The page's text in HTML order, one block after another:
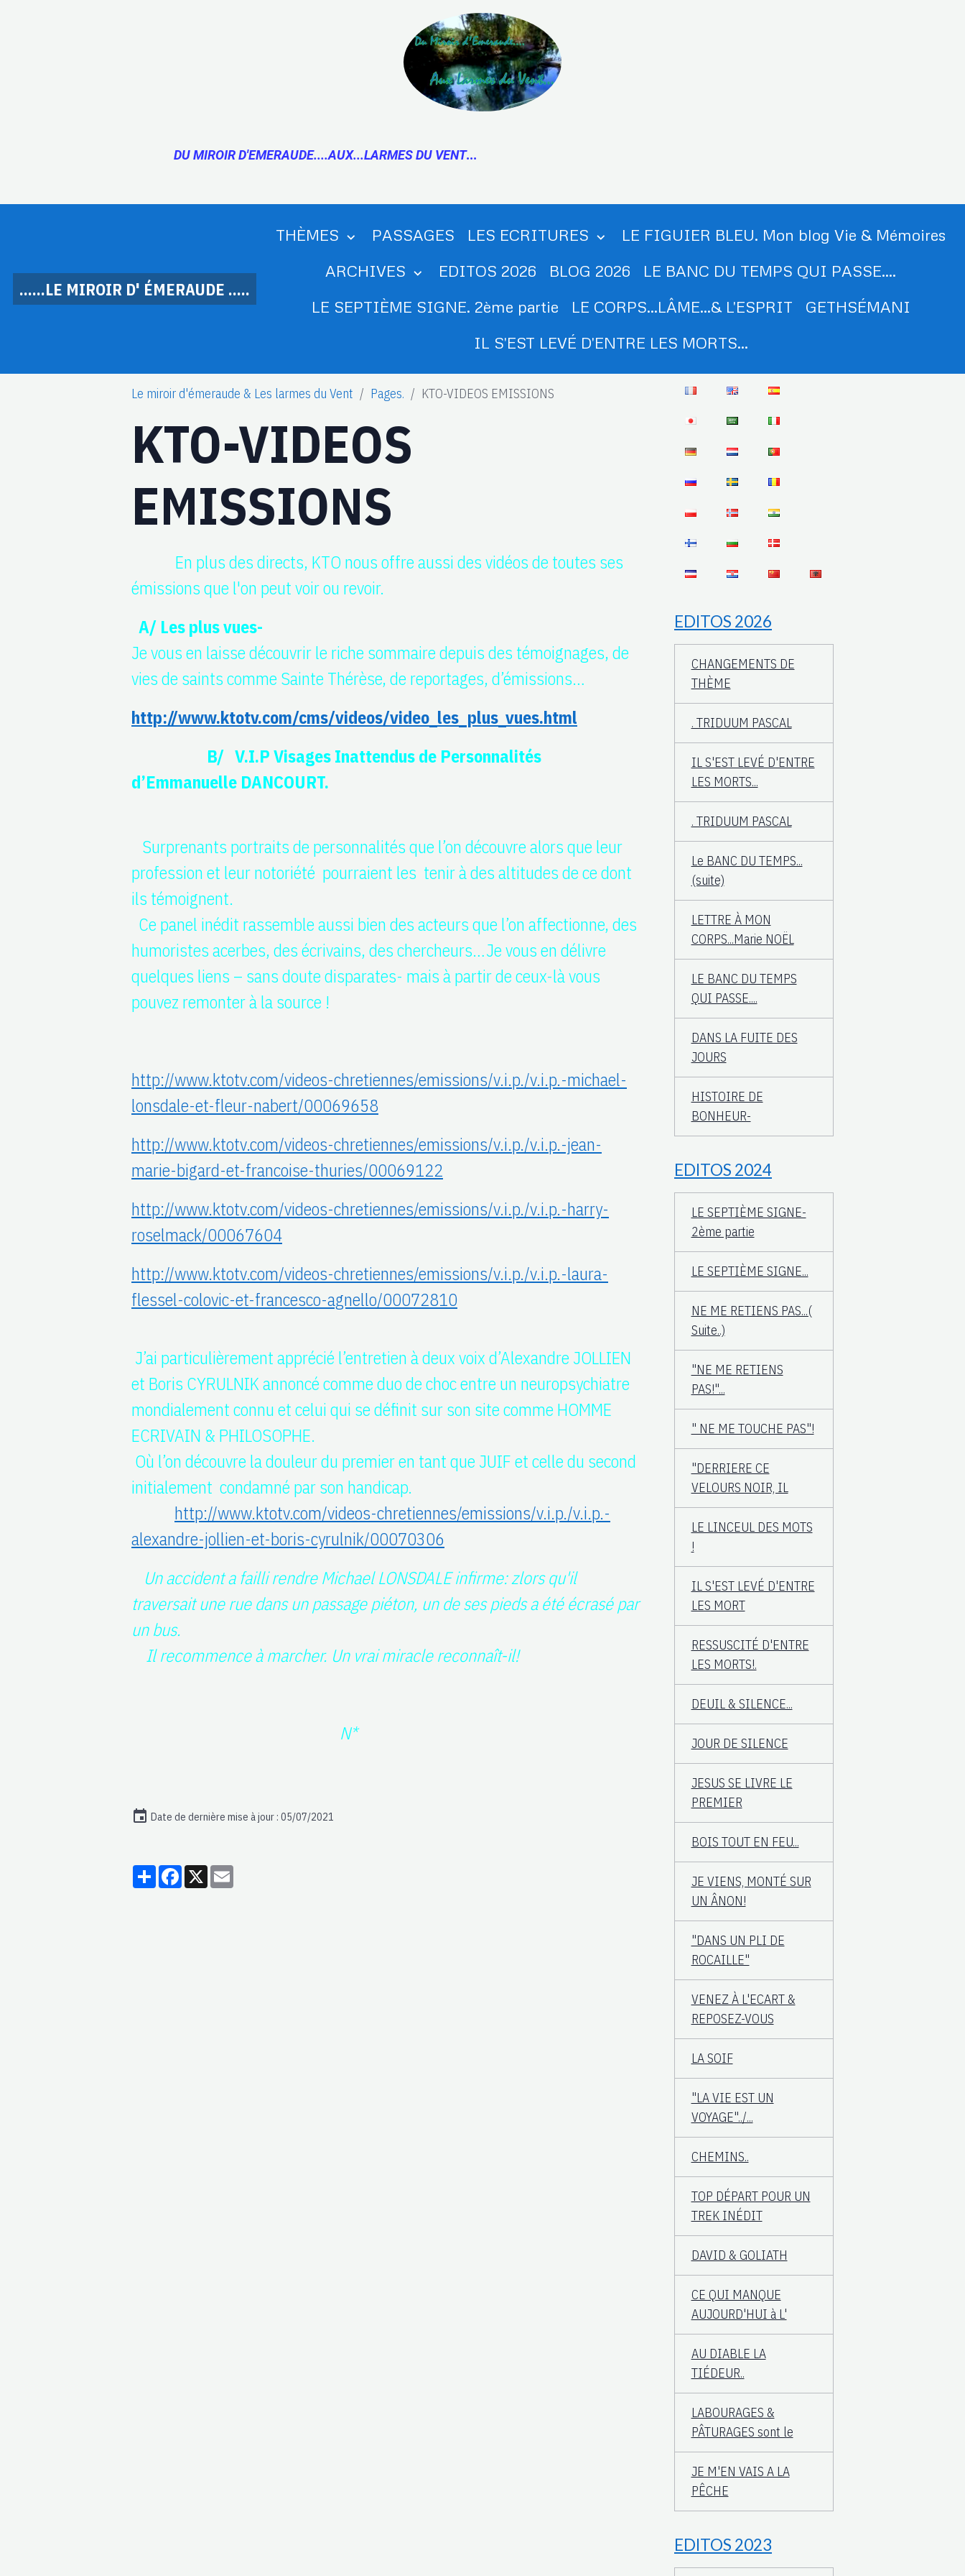
DU MIROIR D'EMERAUDE....AUX...LARMES DU VENT...
......LE MIROIR D' ÉMERAUDE .....
THÈMES PASSAGES LES ECRITURES
LE FIGUIER BLEU. Mon blog Vie & Mémoires
ARCHIVES
EDITOS 2026 BLOG 2026
LE BANC DU TEMPS QUI PASSE....
LE SEPTIÈME SIGNE. 2ème partie
LE CORPS...LÂME...& L'ESPRIT
GETHSÉMANI
IL S'EST LEVÉ D'ENTRE LES MORTS...
Le miroir d'émeraude & Les larmes du Vent Pages. KTO-VIDEOS EMISSIONS
KTO-VIDEOS
EMISSIONS
En plus des directs, KTO nous offre aussi des vidéos de toutes ses
émissions que l'on peut voir ou revoir.
A/ Les plus vues-
Je vous en laisse découvrir le riche sommaire depuis des témoignages, de
vies de saints comme Sainte Thérèse, de reportages, d’émissions…
http://www.ktotv.com/cms/videos/video_les_plus_vues.html
B/ V.I.P Visages Inattendus de Personnalités
d’Emmanuelle DANCOURT.
Surprenants portraits de personnalités que l’on découvre alors que leur
profession et leur notoriété pourraient les tenir à des altitudes de ce dont
ils témoignent.
Ce panel inédit rassemble aussi bien des acteurs que l’on affectionne, des
humoristes acerbes, des écrivains, des chercheurs…Je vous en délivre
quelques liens – sans doute disparates- mais à partir de ceux-là vous
pouvez remonter à la source !
http://www.ktotv.com/videos-chretiennes/emissions/v.i.p./v.i.p.-michael-
lonsdale-et-fleur-nabert/00069658
http://www.ktotv.com/videos-chretiennes/emissions/v.i.p./v.i.p.-jean-
marie-bigard-et-francoise-thuries/00069122
http://www.ktotv.com/videos-chretiennes/emissions/v.i.p./v.i.p.-harry-
roselmack/00067604
http://www.ktotv.com/videos-chretiennes/emissions/v.i.p./v.i.p.-laura-
flessel-colovic-et-francesco-agnello/00072810
J’ai particulièrement apprécié l’entretien à deux voix d’Alexandre JOLLIEN
et Boris CYRULNIK annoncé comme duo de choc entre un neuropsychiatre
mondialement connu et celui qui se définit sur son site comme HOMME
ECRIVAIN & PHILOSOPHE.
Où l’on découvre la douleur du premier en tant que JUIF et celle du second
initialement condamné par son handicap.
http://www.ktotv.com/videos-chretiennes/emissions/v.i.p./v.i.p.-
alexandre-jollien-et-boris-cyrulnik/00070306
Un accident a failli rendre Michael LONSDALE infirme: zlors qu'il
traversait une rue dans un passage piéton, un de ses pieds a été écrasé par
un bus.
Il recommence à marcher. Un vrai miracle reconnaît-il!
N*
Date de dernière mise à jour : 05/07/2021
PartagerFacebook
X
EDITOS 2026
CHANGEMENTS DE
THÈME
. TRIDUUM PASCAL
IL S'EST LEVÉ D'ENTRE
LES MORTS...
. TRIDUUM PASCAL
Le BANC DU TEMPS...
(suite)
LETTRE À MON
CORPS...Marie NOËL
LE BANC DU TEMPS
QUI PASSE....
DANS LA FUITE DES
JOURS
HISTOIRE DE
BONHEUR-
EDITOS 2024
LE SEPTIÈME SIGNE-
2ème partie
LE SEPTIÈME SIGNE...
NE ME RETIENS PAS...(
Suite..)
"NE ME RETIENS
PAS!"...
" NE ME TOUCHE PAS"!
"DERRIERE CE
VELOURS NOIR, IL
LE LINCEUL DES MOTS
!
IL S'EST LEVÉ D'ENTRE
LES MORT
RESSUSCITÉ D'ENTRE
LES MORTS!.
DEUIL & SILENCE...
JOUR DE SILENCE
JESUS SE LIVRE LE
PREMIER
BOIS TOUT EN FEU...
JE VIENS, MONTÉ SUR
UN ÂNON!
"DANS UN PLI DE
ROCAILLE"
VENEZ À L'ECART &
REPOSEZ-VOUS
LA SOIF
"LA VIE EST UN
VOYAGE"../...
CHEMINS..
TOP DÉPART POUR UN
TREK INÉDIT
DAVID & GOLIATH
CE QUI MANQUE
AUJOURD'HUI à L'
AU DIABLE LA
TIÉDEUR..
LABOURAGES &
PÂTURAGES sont le
JE M'EN VAIS A LA
PÊCHE
EDITOS 2023